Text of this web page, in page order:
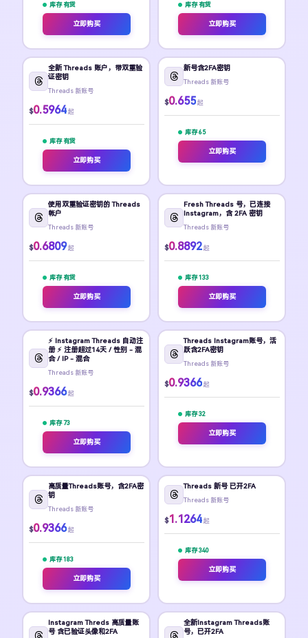
库存 有货
立即购买
库存 有货
立即购买
全新 Threads 账户，带双重验
证密钥
Threads 新账号
$0.5964 起
库存 有货
立即购买
新号含2FA密钥
Threads 新账号
$0.655 起
库存 65
立即购买
使用双重验证密钥的 Threads
帐户
Threads 新账号
$0.6809 起
库存 有货
立即购买
Fresh Threads 号，已连接
Instagram，含 2FA 密钥
Threads 新账号
$0.8892 起
库存 133
立即购买
⚡️ Instagram Threads 自动注
册 ⚡️ 注册超过14天 / 性别 - 混
合 / IP - 混合
Threads 新账号
$0.9366 起
库存 73
立即购买
Threads Instagram账号，活
跃含2FA密钥
Threads 新账号
$0.9366 起
库存 32
立即购买
高质量Threads账号，含2FA密
钥
Threads 新账号
$0.9366 起
库存 183
立即购买
Threads 新号 已开2FA
Threads 新账号
$1.1264 起
库存 340
立即购买
Instagram Threds 高质量账
号 含已验证头像和2FA
全新Instagram Threads账
号，已开2FA